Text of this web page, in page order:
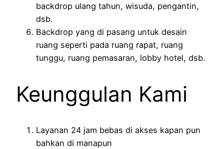
backdrop ulang tahun, wisuda, pengantin,
dsb.
Backdrop yang di pasang untuk desain
ruang seperti pada ruang rapat, ruang
tunggu, ruang pemasaran, lobby hotel, dsb.
Keunggulan Kami
Layanan 24 jam bebas di akses kapan pun
bahkan di manapun